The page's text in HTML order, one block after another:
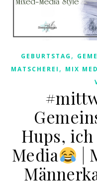
GEBURTSTAG ,
MATSCHEREI , MIX
Hups,
Media
|